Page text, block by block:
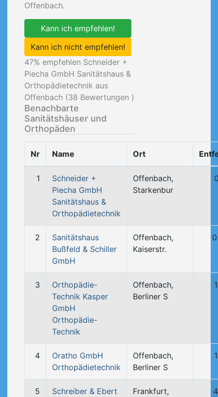
Offenbach.
Kann ich empfehlen!
Kann ich nicht empfehlen!
47% empfehlen Schneider +
Piecha GmbH Sanitätshaus &
Orthopädietechnik aus
Offenbach (38 Bewertungen )
Benachbarte
Sanitätshäuser und
Orthopäden
Nr Name Ort
1
Schneider +
Piecha GmbH
Sanitätshaus &
Orthopädietechnik
Offenbach,
Starkenbur
2
Sanitätshaus
Bußfeld & Schiller
GmbH
Offenbach,
Kaiserstr.
3
Orthopädie-
Technik Kasper
GmbH
Orthopädie-
Technik
Offenbach,
Berliner S
4
Oratho GmbH
Orthopädietechnik
Offenbach,
Berliner S
5
Schreiber & Ebert
Frankfurt,